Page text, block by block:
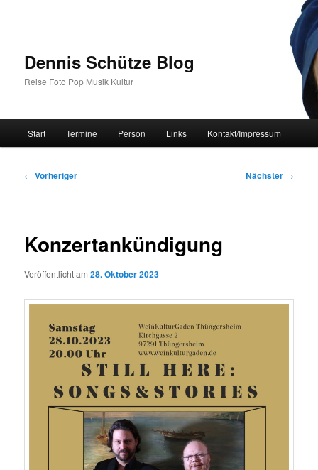
Dennis Schütze Blog
Reise Foto Pop Musik Kultur
Start Termine Person Links Kontakt/Impressum
Beitragsnavigation
← Vorheriger Nächster →
Konzertankündigung
Veröffentlicht am28. Oktober 2023